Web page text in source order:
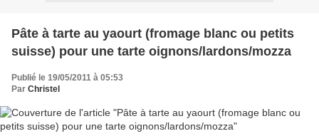
Pâte à tarte au yaourt (fromage blanc ou petits
suisse) pour une tarte oignons/lardons/mozza
Publié le 19/05/2011 à 05:53
Par Christel